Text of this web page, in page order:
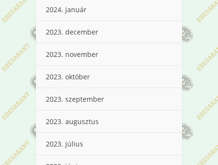
2024. január
2023. december
2023. november
2023. október
2023. szeptember
2023. augusztus
2023. július